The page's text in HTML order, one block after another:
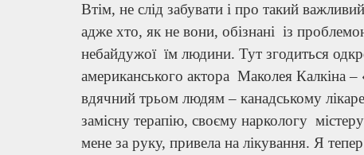
Втім, не слід забувати і про такий
адже хто, як не вони, обізнані із
небайдужої їм людини. Тут згодиться
американського актора Маколея Калкіна –
вдячний трьом людям – канадському
замісну терапію, своєму наркологу
мене за руку, привела на лікування. Я